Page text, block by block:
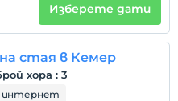
Изберете дати
стая в Кемер
хора : 3
интернет